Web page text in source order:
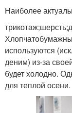
Наиболее
используются
деним) из-за
будет холодно.
для теплой осени.